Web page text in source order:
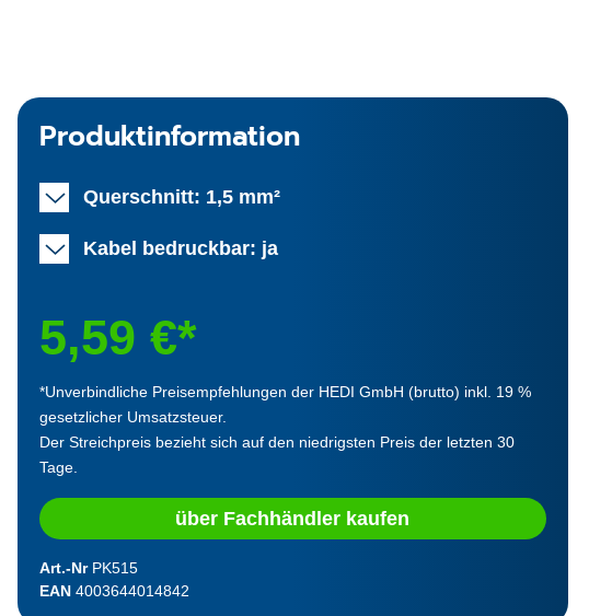
Produktinformation
Querschnitt: 1,5 mm²
Kabel bedruckbar: ja
5,59 €*
*Unverbindliche Preisempfehlungen der HEDI GmbH (brutto) inkl. 19 %
gesetzlicher Umsatzsteuer.
Der Streichpreis bezieht sich auf den niedrigsten Preis der letzten 30
Tage.
über Fachhändler kaufen
Art.-Nr PK515
EAN 4003644014842